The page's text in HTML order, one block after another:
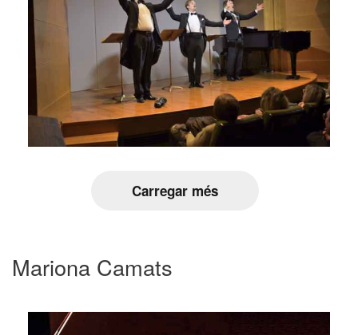
Carregar més
Mariona Camats